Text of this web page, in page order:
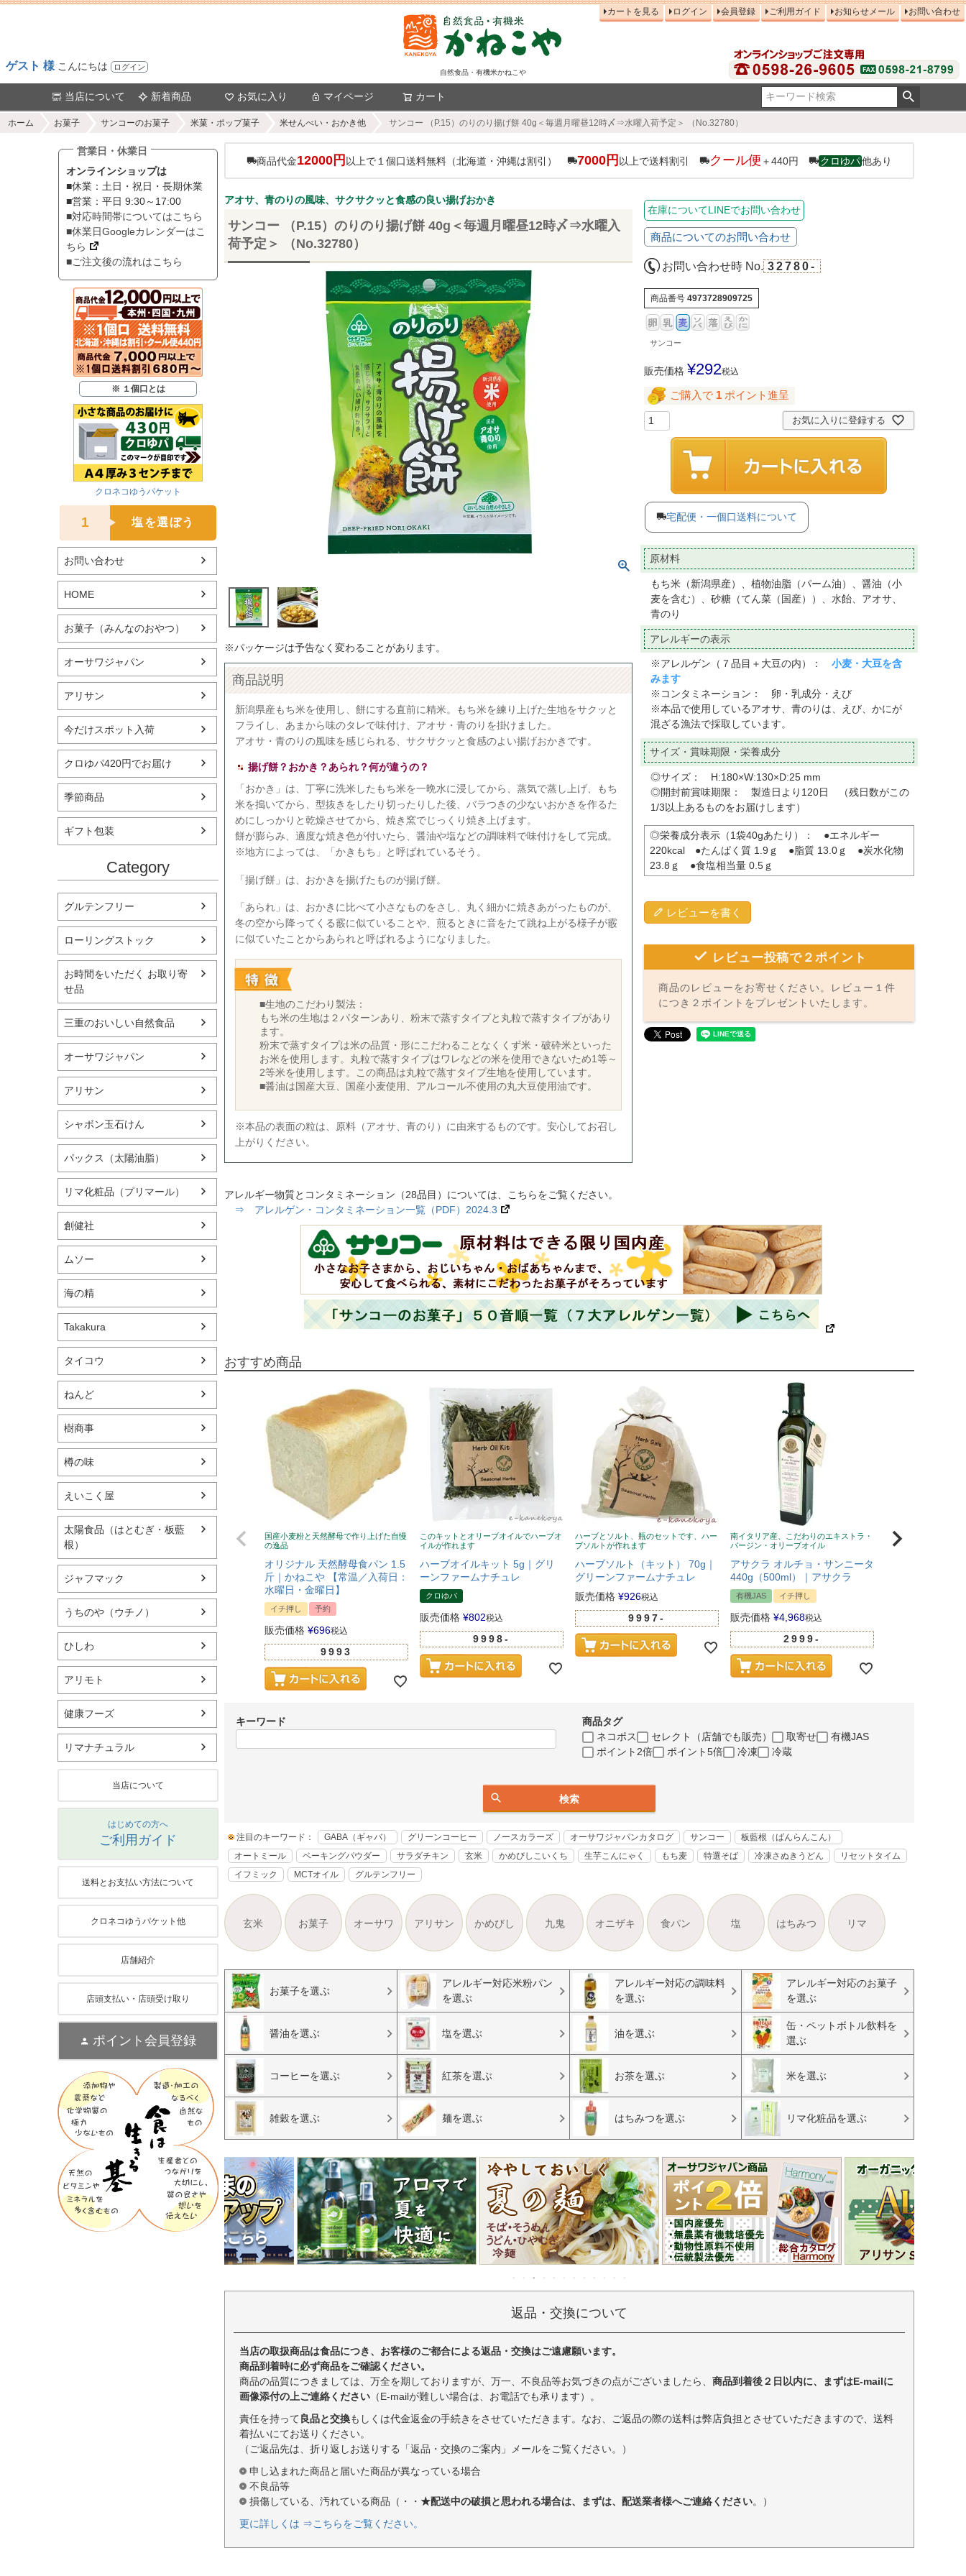
ゲスト 様 こんにちは ログイン
自然食品・有機米かねこや
カートを見る ログイン 会員登録 ご利用ガイド お知らせメール お問い合わせ
当店について 新着商品 お気に入り マイページ カート
ホーム お菓子 サンコーのお菓子 米菓・ポップ菓子 米せんべい・おかき他 サンコー （P.15）のりのり揚げ餅 40g＜毎週月曜昼12時〆⇒水曜入荷予定＞ （No.32780）
営業日・休業日
オンラインショップは
■休業：土日・祝日・長期休業
■営業：平日 9:30～17:00
■対応時間帯についてはこちら
■休業日Googleカレンダーはこ
ちら
■ご注文後の流れはこちら
※ １個口とは
クロネコゆうパケット
1 塩を選ぼう
お問い合わせ
HOME
お菓子（みんなのおやつ）
オーサワジャパン
アリサン
今だけスポット入荷
クロゆパ420円でお届け
季節商品
ギフト包装
Category
グルテンフリー
ローリングストック
お時間をいただく お取り寄
せ品
三重のおいしい自然食品
オーサワジャパン
アリサン
シャボン玉石けん
パックス（太陽油脂）
リマ化粧品（プリマール）
創健社
ムソー
海の精
Takakura
タイコウ
ねんど
樹商事
樽の味
えいこく屋
太陽食品（はとむぎ・板藍
根）
ジャフマック
うちのや（ウチノ）
ひしわ
アリモト
健康フーズ
リマナチュラル
当店について
はじめての方へ
ご利用ガイド
送料とお支払い方法について
クロネコゆうパケット他
店舗紹介
店頭支払い・店頭受け取り
ポイント会員登録
商品代金12000円 以上で１個口送料無料（北海道・沖縄は割引） 7000円 以上で送料割引 クール便 ＋440円 クロゆパ他あり
アオサ、青のりの風味、サクサクッと食感の良い揚げおかき
サンコー （P.15）のりのり揚げ餅 40g＜毎週月曜昼12時〆⇒水曜入
荷予定＞ （No.32780）
※パッケージは予告なく変わることがあります。
商品説明
新潟県産もち米を使用し、餅にする直前に精米。もち米を練り上げた生地をサクッと
フライし、あまから味のタレで味付け、アオサ・青のりを掛けました。
アオサ・青のりの風味を感じられる、サクサクッと食感のよい揚げおかきです。
揚げ餅？おかき？あられ？何が違うの？
「おかき」は、丁寧に洗米したもち米を一晩水に浸してから、蒸気で蒸し上げ、もち
米を搗いてから、型抜きをしたり切ったりした後、バラつきの少ないおかきを作るた
めにしっかりと乾燥させてから、焼き窯でじっくり焼き上げます。
餅が膨らみ、適度な焼き色が付いたら、醤油や塩などの調味料で味付けをして完成。
※地方によっては、「かきもち」と呼ばれているそう。
「揚げ餅」は、おかきを揚げたものが揚げ餅。
「あられ」は、おかきに比べて小さなものをさし、丸く細かに焼きあがったものが、
冬の空から降ってくる霰に似ていることや、煎るときに音をたて跳ね上がる様子が霰
に似ていたことからあられと呼ばれるようになりました。
■生地のこだわり製法：
もち米の生地は２パターンあり、粉末で蒸すタイプと丸粒で蒸すタイプがあり
ます。
粉末で蒸すタイプは米の品質・形にこだわることなくくず米・破砕米といった
お米を使用します。丸粒で蒸すタイプはワレなどの米を使用できないため1等～
2等米を使用します。この商品は丸粒で蒸すタイプ生地を使用しています。
■醤油は国産大豆、国産小麦使用、アルコール不使用の丸大豆使用油です。
※本品の表面の粒は、原料（アオサ、青のり）に由来するものです。安心してお召し
上がりください。
在庫についてLINEでお問い合わせ
商品についてのお問い合わせ
お問い合わせ時 No. 32780-
商品番号 4973728909725
サンコー
販売価格 ¥292税込
ご購入で 1 ポイント進呈
お気に入りに登録する
宅配便・一個口送料について
原材料
もち米（新潟県産）、植物油脂（パーム油）、醤油（小
麦を含む）、砂糖（てん菜（国産））、水飴、アオサ、
青のり
アレルギーの表示
※アレルゲン（７品目＋大豆の内）： 小麦・大豆を含
みます
※コンタミネーション： 卵・乳成分・えび
※本品で使用しているアオサ、青のりは、えび、かにが
混ざる漁法で採取しています。
サイズ・賞味期限・栄養成分
◎サイズ： H:180×W:130×D:25 mm
◎開封前賞味期限： 製造日より120日 （残日数がこの
1/3以上あるものをお届けします）
◎栄養成分表示（1袋40gあたり）： ●エネルギー
220kcal ●たんぱく質 1.9ｇ ●脂質 13.0ｇ ●炭水化物
23.8ｇ ●食塩相当量 0.5ｇ
レビューを書く
レビュー投稿で２ポイント
商品のレビューをお寄せください。レビュー１件
につき２ポイントをプレゼントいたします。
アレルギー物質とコンタミネーション（28品目）については、こちらをご覧ください。
⇒ アレルゲン・コンタミネーション一覧（PDF）2024.3
おすすめ商品
国産小麦粉と天然酵母で作り上げた自慢
の逸品
オリジナル 天然酵母食パン 1.5
斤｜かねこや 【常温／入荷日：
水曜日・金曜日】
イチ押し 予約
販売価格 ¥696税込
9993
このキットとオリーブオイルでハーブオ
イルが作れます
ハーブオイルキット 5g｜グリ
ーンファームナチュレ
クロゆパ
販売価格 ¥802税込
9998-
ハーブとソルト、瓶のセットです、ハー
ブソルトが作れます
ハーブソルト（キット） 70g｜
グリーンファームナチュレ
販売価格 ¥926税込
9997-
南イタリア産、こだわりのエキストラ・
バージン・オリーブオイル
アサクラ オルチョ・サンニータ
440g（500ml）｜アサクラ
有機JAS イチ押し
販売価格 ¥4,968税込
2999-
風邪予防に！ニュー
蜂蜜、無添加、クセ
キーワード
商品タグ
ネコポス
セレクト（店舗でも販売） 取寄せ
有機JAS
ポイント2倍
ポイント5倍 冷凍 冷蔵
検索
注目のキーワード： GABA（ギャバ） グリーンコーヒー ノースカラーズ オーサワジャパンカタログ サンコー
板藍根（ばんらんこん）
オートミール
ベーキングパウダー サラダチキン 玄米 かめびしこいくち 生芋こんにゃく もち麦 特選そば 冷凍さぬきうどん
リセットタイム
イフミック
MCTオイル グルテンフリー
玄米 お菓子 オーサワ アリサン かめびし 九鬼 オニザキ 食パン 塩 はちみつ リマ
お菓子を選ぶ
アレルギー対応米粉パン
を選ぶ
アレルギー対応の調味料
を選ぶ
アレルギー対応のお菓子
を選ぶ
醤油を選ぶ 塩を選ぶ 油を選ぶ
缶・ペットボトル飲料を
選ぶ
コーヒーを選ぶ 紅茶を選ぶ お茶を選ぶ 米を選ぶ
雑穀を選ぶ 麺を選ぶ はちみつを選ぶ リマ化粧品を選ぶ
返品・交換について
当店の取扱商品は食品につき、お客様のご都合による返品・交換はご遠慮願います。
商品到着時に必ず商品をご確認ください。
商品の品質につきましては、万全を期しておりますが、万一、不良品等お気づきの点がございましたら、 商品到着後２日以内に、まずはE-mailに
画像添付の上ご連絡ください （E-mailが難しい場合は、お電話でも承ります）。
責任を持って 良品と交換もしくは代金返金の手続きをさせていただきます。なお、ご返品の際の送料は弊店負担とさせていただきますので、送料
着払いにてお送りください。
（ご返品先は、折り返しお送りする「返品・交換のご案内」メールをご覧ください。）
申し込まれた商品と届いた商品が異なっている場合
不良品等
損傷している、汚れている商品（・・ ★配送中の破損と思われる場合は、まずは、配送業者様へご連絡ください。）
更に詳しくは ⇒こちらをご覧ください。